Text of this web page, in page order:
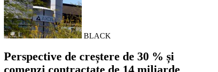
BLACK
Perspective de creștere de 30 % și